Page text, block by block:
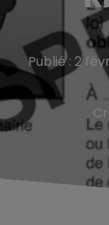
Publié : 2